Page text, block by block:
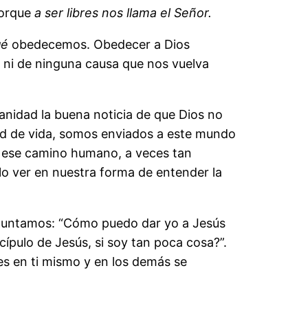
a ser libres nos llama el Señor.
obedecemos. Obedecer a Dios
de ninguna causa que nos vuelva
la buena noticia de que Dios no
vida, somos enviados a este mundo
camino humano, a veces tan
ver en nuestra forma de entender la
“Cómo puedo dar yo a Jesús
de Jesús, si soy tan poca cosa?”.
en ti mismo y en los demás se